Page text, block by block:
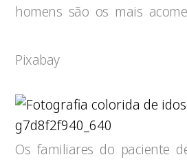
homens são os mais
Pixabay
g7d8f2f940_640
Os familiares do paciente